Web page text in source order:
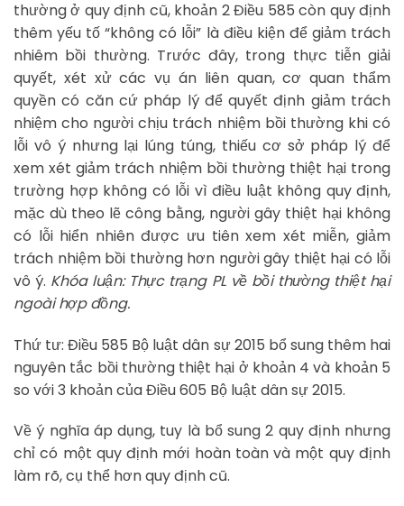
thường ở quy định cũ, khoản 2 Điều 585 còn quy định
thêm yếu tố “không có lỗi” là điều kiện để giảm trách
nhiêm bồi thường. Trước đây, trong thực tiễn giải
quyết, xét xử các vụ án liên quan, cơ quan thẩm
quyền có căn cứ pháp lý để quyết định giảm trách
nhiệm cho người chịu trách nhiệm bồi thường khi có
lỗi vô ý nhưng lại lúng túng, thiếu cơ sở pháp lý để
xem xét giảm trách nhiệm bồi thường thiệt hại trong
trường hợp không có lỗi vì điều luật không quy định,
mặc dù theo lẽ công bằng, người gây thiệt hại không
có lỗi hiển nhiên được ưu tiên xem xét miễn, giảm
trách nhiệm bồi thường hơn người gây thiệt hại có lỗi
vô ý. Khóa luận: Thực trạng PL về bồi thường thiệt hại
ngoài hợp đồng.
Thứ tư: Điều 585 Bộ luật dân sự 2015 bổ sung thêm hai
nguyên tắc bồi thường thiệt hại ở khoản 4 và khoản 5
so với 3 khoản của Điều 605 Bộ luật dân sự 2015.
Về ý nghĩa áp dụng, tuy là bổ sung 2 quy định nhưng
chỉ có một quy định mới hoàn toàn và một quy định
làm rõ, cụ thể hơn quy định cũ.